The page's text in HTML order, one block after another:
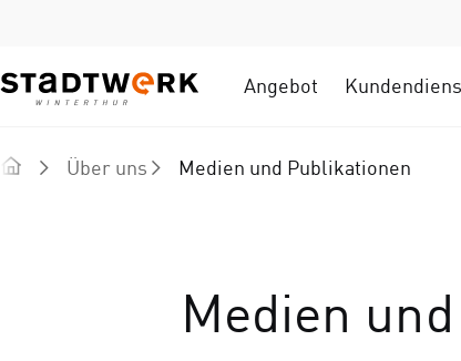
Angebot
Über uns Medien und Publikationen
Medien